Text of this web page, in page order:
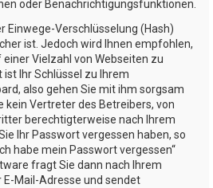
oder Benachrichtigungsfunktionen.
Einwege-Verschlüsselung (Hash)
ist. Jedoch wird Ihnen empfohlen,
Vielzahl von Webseiten zu
Ihr Schlüssel zu Ihrem
also gehen Sie mit ihm sorgsam
kein Vertreter des Betreibers, von
berechtigterweise nach Ihrem
Ihr Passwort vergessen haben, so
habe mein Passwort vergessen“
fragt Sie dann nach Ihrem
Mail-Adresse und sendet